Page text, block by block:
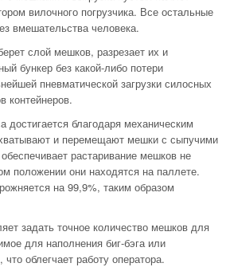
вилочного погрузчика. Все остальные
вмешательства человека.
слой мешков, разрезает их и
бункер без какой-либо потери
пневматической загрузки силосных
контейнеров.
достигается благодаря механическим
и перемещают мешки с сыпучими
растаривание мешков не
положении они находятся на паллете.
на 99,9%, таким образом
задать точное количество мешков для
для наполнения биг-бэга или
облегчает работу оператора.